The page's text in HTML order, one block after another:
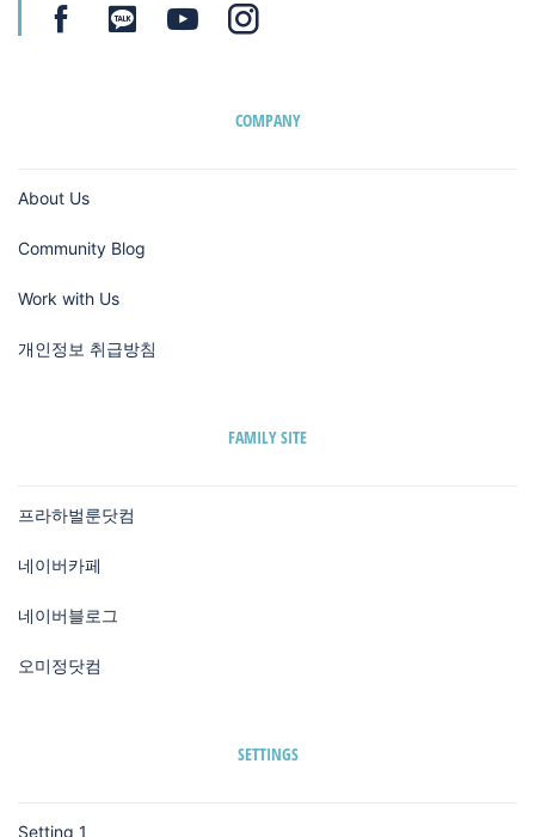
COMPANY
About Us
Community Blog
Work with Us
개인정보 취급방침
FAMILY SITE
프라하벌룬닷컴
네이버카페
네이버블로그
오미정닷컴
SETTINGS
Setting 1